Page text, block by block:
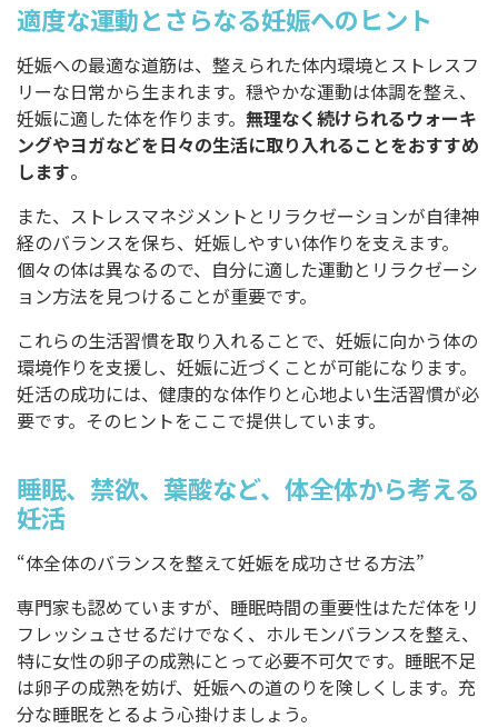
適度な運動とさらなる妊娠へのヒント
妊娠への最適な道筋は、整えられた体内環境とストレスフ
リーな日常から生まれます。穏やかな運動は体調を整え、
妊娠に適した体を作ります。 無理なく続けられるウォーキ
ングやヨガなどを日々の生活に取り入れることをおすすめ
します。
また、ストレスマネジメントとリラクゼーションが自律神
経のバランスを保ち、妊娠しやすい体作りを支えます。
個々の体は異なるので、自分に適した運動とリラクゼーシ
ョン方法を見つけることが重要です。
これらの生活習慣を取り入れることで、妊娠に向かう体の
環境作りを支援し、妊娠に近づくことが可能になります。
妊活の成功には、健康的な体作りと心地よい生活習慣が必
要です。そのヒントをここで提供しています。
睡眠、禁欲、葉酸など、体全体から考える
妊活
“体全体のバランスを整えて妊娠を成功させる方法”
専門家も認めていますが、睡眠時間の重要性はただ体をリ
フレッシュさせるだけでなく、ホルモンバランスを整え、
特に女性の卵子の成熟にとって必要不可欠です。睡眠不足
は卵子の成熟を妨げ、妊娠への道のりを険しくします。充
分な睡眠をとるよう心掛けましょう。